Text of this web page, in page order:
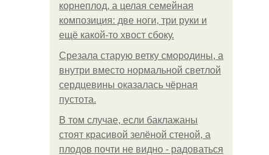
корнеплод, а целая семейная
композиция: две ноги, три руки и
ещё какой-то хвост сбоку.
Срезала старую ветку смородины, а
внутри вместо нормальной светлой
сердцевины оказалась чёрная
пустота.
В том случае, если баклажаны
стоят красивой зелёной стеной, а
плодов почти не видно - радоваться